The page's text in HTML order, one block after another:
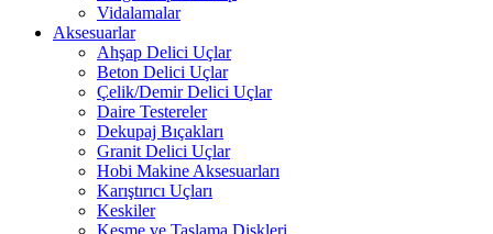
Vidalamalar
Aksesuarlar
Ahşap Delici Uçlar
Beton Delici Uçlar
Çelik/Demir Delici Uçlar
Daire Testereler
Dekupaj Bıçakları
Granit Delici Uçlar
Hobi Makine Aksesuarları
Karıştırıcı Uçları
Keskiler
Kesme ve Taşlama Diskleri